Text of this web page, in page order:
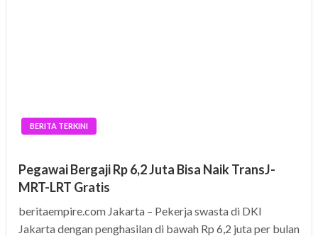
BERITA TERKINI
Pegawai Bergaji Rp 6,2 Juta Bisa Naik TransJ-
MRT-LRT Gratis
beritaempire.com Jakarta – Pekerja swasta di DKI
Jakarta dengan penghasilan di bawah Rp 6,2 juta per bulan